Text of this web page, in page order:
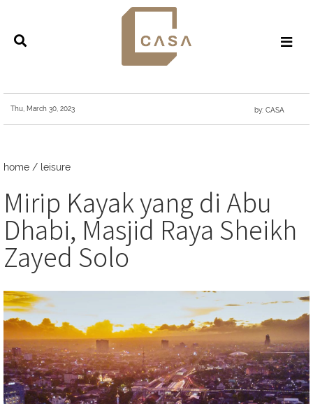
Thu, March 30, 2023 by: CASA
home / leisure
Mirip Kayak yang di Abu
Dhabi, Masjid Raya Sheikh
Zayed Solo